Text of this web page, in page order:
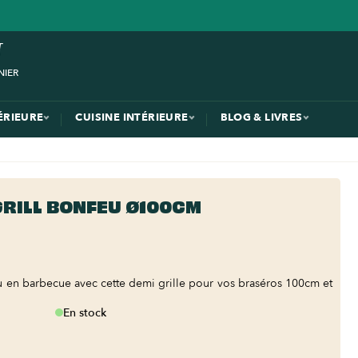
CUISINE INTÉRIEURE BLOG & LIVRES
BONFEU Ø100CM
en barbecue avec cette demi grille pour vos braséros 100cm et
En stock